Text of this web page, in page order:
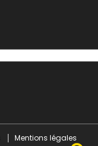
Mentions légales